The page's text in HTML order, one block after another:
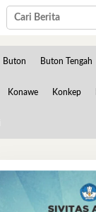
Buton Buton Tengah
Konawe Konkep